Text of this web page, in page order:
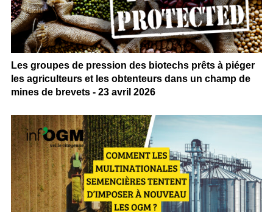
Les groupes de pression des biotechs prêts à piéger
les agriculteurs et les obtenteurs dans un champ de
mines de brevets - 23 avril 2026